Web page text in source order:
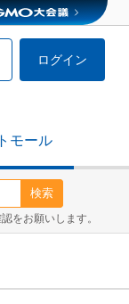
ログイン
モール
検索
をお願いします。